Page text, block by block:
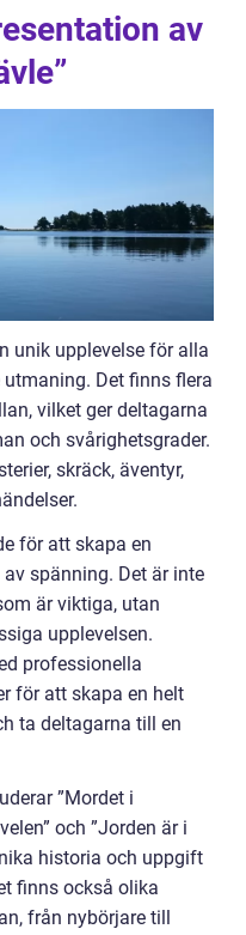
av
unik upplevelse för alla
Det finns flera
vilket ger deltagarna
och svårighetsgrader.
skräck, äventyr,
för att skapa en
spänning. Det är inte
är viktiga, utan
upplevelsen.
professionella
för att skapa en helt
ta deltagarna till en
”Mordet i
och ”Jorden är i
historia och uppgift
finns också olika
från nybörjare till